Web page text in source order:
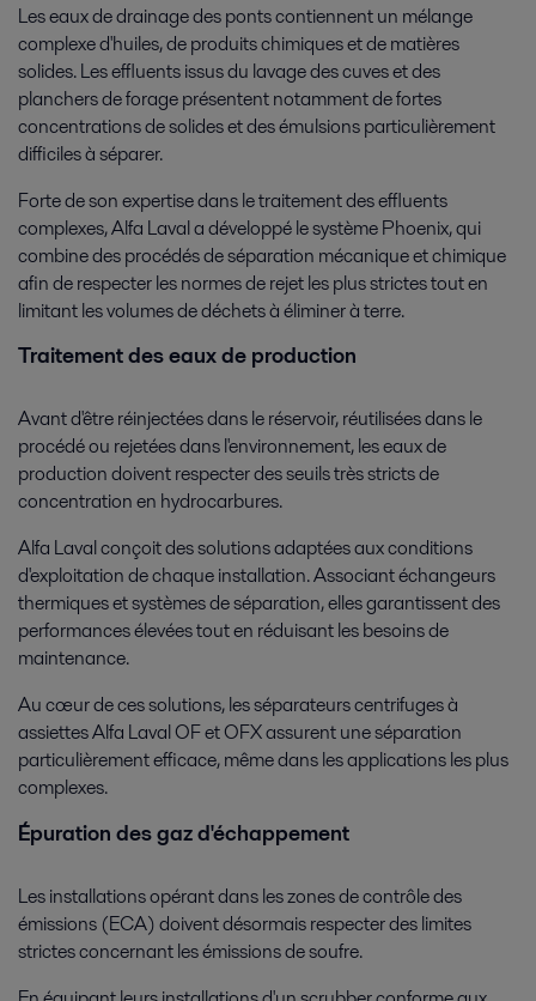
Les eaux de drainage des ponts contiennent un mélange
complexe d'huiles, de produits chimiques et de matières
solides. Les effluents issus du lavage des cuves et des
planchers de forage présentent notamment de fortes
concentrations de solides et des émulsions particulièrement
difficiles à séparer.
Forte de son expertise dans le traitement des effluents
complexes, Alfa Laval a développé le système Phoenix, qui
combine des procédés de séparation mécanique et chimique
afin de respecter les normes de rejet les plus strictes tout en
limitant les volumes de déchets à éliminer à terre.
Traitement des eaux de production
Avant d'être réinjectées dans le réservoir, réutilisées dans le
procédé ou rejetées dans l'environnement, les eaux de
production doivent respecter des seuils très stricts de
concentration en hydrocarbures.
Alfa Laval conçoit des solutions adaptées aux conditions
d'exploitation de chaque installation. Associant échangeurs
thermiques et systèmes de séparation, elles garantissent des
performances élevées tout en réduisant les besoins de
maintenance.
Au cœur de ces solutions, les séparateurs centrifuges à
assiettes Alfa Laval OF et OFX assurent une séparation
particulièrement efficace, même dans les applications les plus
complexes.
Épuration des gaz d'échappement
Les installations opérant dans les zones de contrôle des
émissions (ECA) doivent désormais respecter des limites
strictes concernant les émissions de soufre.